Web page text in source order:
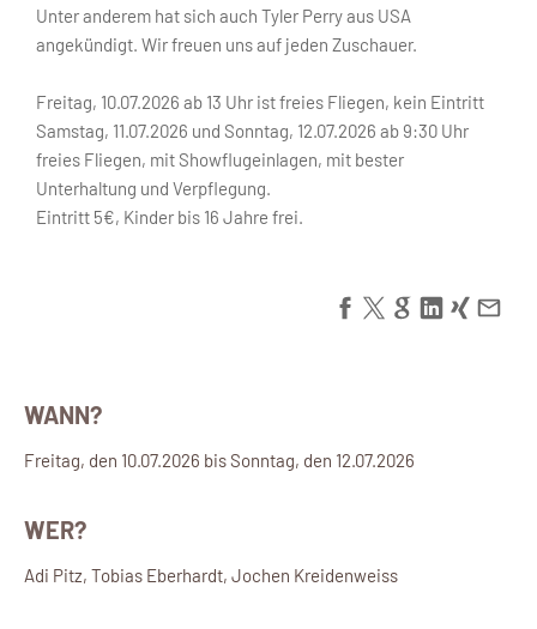
Unter anderem hat sich auch Tyler Perry aus USA
angekündigt. Wir freuen uns auf jeden Zuschauer.
Freitag, 10.07.2026 ab 13 Uhr ist freies Fliegen, kein Eintritt
Samstag, 11.07.2026 und Sonntag, 12.07.2026 ab 9:30 Uhr
freies Fliegen, mit Showflugeinlagen, mit bester
Unterhaltung und Verpflegung.
Eintritt 5€, Kinder bis 16 Jahre frei.
WANN?
Freitag, den 10.07.2026 bis Sonntag, den 12.07.2026
WER?
Adi Pitz, Tobias Eberhardt, Jochen Kreidenweiss